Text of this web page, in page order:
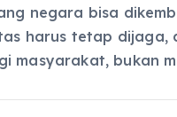
negara bisa
harus tetap
masyarakat, bukan